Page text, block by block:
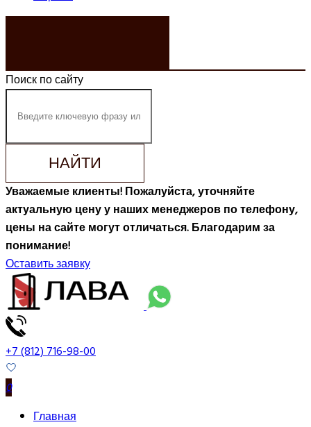
Поиск по сайту
НАЙТИ
Уважаемые клиенты! Пожалуйста, уточняйте
актуальную цену у наших менеджеров по телефону,
цены на сайте могут отличаться. Благодарим за
понимание!
Оставить заявку
+7 (812) 716-98-00
0
Главная